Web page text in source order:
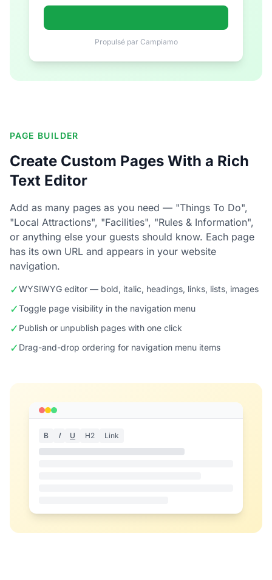
Propulsé par Campiamo
B I U H2 Link
PAGE BUILDER
Create Custom Pages With a Rich
Text Editor
Add as many pages as you need — "Things To Do",
"Local Attractions", "Facilities", "Rules & Information",
or anything else your guests should know. Each page
has its own URL and appears in your website
navigation.
✓WYSIWYG editor — bold, italic, headings, links, lists, images
✓Toggle page visibility in the navigation menu
✓ Publish or unpublish pages with one click
✓ Drag-and-drop ordering for navigation menu items